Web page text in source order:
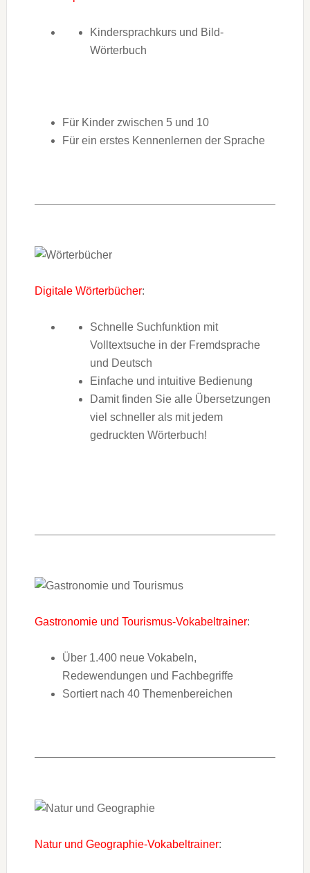
Kindersprachkurs und Bild-
Wörterbuch
Für Kinder zwischen 5 und 10
Für ein erstes Kennenlernen der Sprache
Digitale Wörterbücher:
Schnelle Suchfunktion mit
Volltextsuche in der Fremdsprache
und Deutsch
Einfache und intuitive Bedienung
Damit finden Sie alle Übersetzungen
viel schneller als mit jedem
gedruckten Wörterbuch!
Gastronomie und Tourismus-Vokabeltrainer:
Über 1.400 neue Vokabeln,
Redewendungen und Fachbegriffe
Sortiert nach 40 Themenbereichen
Natur und Geographie-Vokabeltrainer: